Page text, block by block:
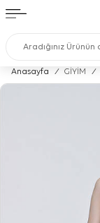
Anasayfa / GİYİM /